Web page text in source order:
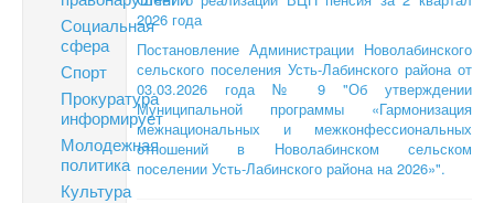
Социальная
сфера
Спорт
Прокуратура
информирует
Молодежная
политика
Культура
2026 года
Постановление Администрации Новолабинского
сельского поселения Усть-Лабинского района от
03.03.2026 года № 9 "Об утверждении
Муниципальной программы «Гармонизация
межнациональных и межконфессиональных
отношений в Новолабинском сельском
поселении Усть-Лабинского района на 2026»".